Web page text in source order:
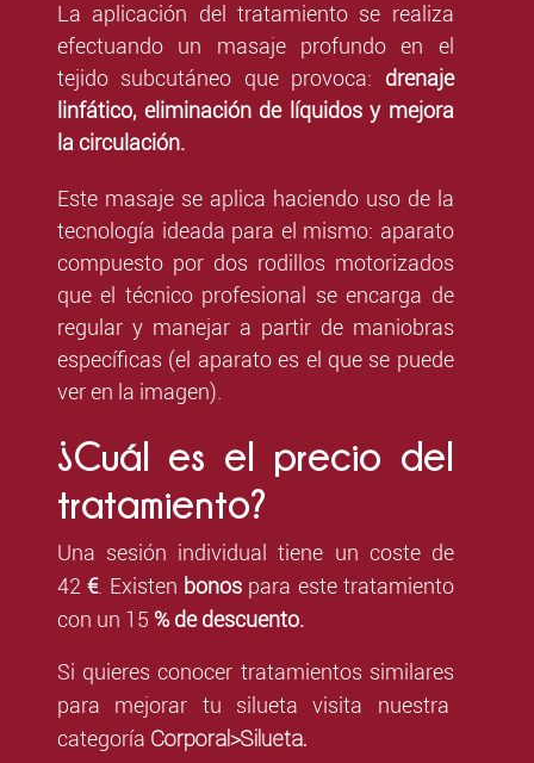
La aplicación del tratamiento se realiza
efectuando un masaje profundo en el
tejido subcutáneo que provoca: drenaje
linfático, eliminación de líquidos y mejora
la circulación.
Este masaje se aplica haciendo uso de la
tecnología ideada para el mismo: aparato
compuesto por dos rodillos motorizados
que el técnico profesional se encarga de
regular y manejar a partir de maniobras
específicas (el aparato es el que se puede
ver en la imagen).
¿Cuál es el precio del
tratamiento?
Una sesión individual tiene un coste de
42 €. Existen bonospara este tratamiento
con un 15 % de descuento.
Si quieres conocer tratamientos similares
para mejorar tu silueta visita nuestra
categoría Corporal>Silueta.